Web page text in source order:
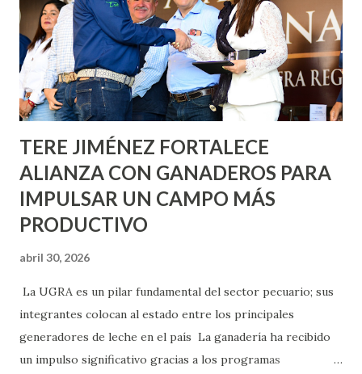
lo que se aplicará pintura en 66 casas. Posteriormente se
llevará este programa a Villas de Nuestra Señora de la
Asunción, Avenida Alameda y Decreto 27 de Septiembre, en
los edificios FOVISSSTE Ojo de Agua, en la comunidad
Norias de Paso Hondo y en los edificios de...
TERE JIMÉNEZ FORTALECE
ALIANZA CON GANADEROS PARA
IMPULSAR UN CAMPO MÁS
PRODUCTIVO
abril 30, 2026
La UGRA es un pilar fundamental del sector pecuario; sus
integrantes colocan al estado entre los principales
generadores de leche en el país La ganadería ha recibido
un impulso significativo gracias a los programas